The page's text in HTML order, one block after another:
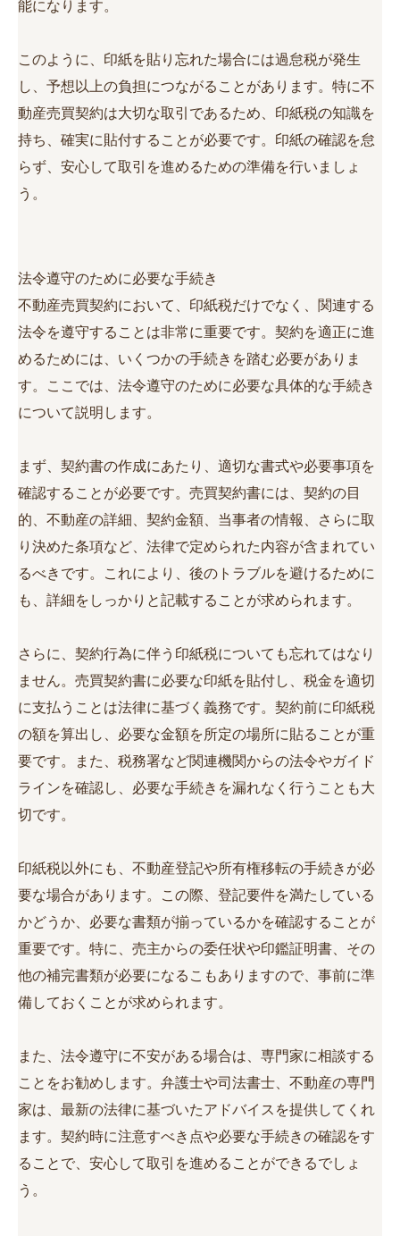
能になります。
このように、印紙を貼り忘れた場合には過怠税が発生
し、予想以上の負担につながることがあります。特に不
動産売買契約は大切な取引であるため、印紙税の知識を
持ち、確実に貼付することが必要です。印紙の確認を怠
らず、安心して取引を進めるための準備を行いましょ
う。
法令遵守のために必要な手続き
不動産売買契約において、印紙税だけでなく、関連する
法令を遵守することは非常に重要です。契約を適正に進
めるためには、いくつかの手続きを踏む必要がありま
す。ここでは、法令遵守のために必要な具体的な手続き
について説明します。
まず、契約書の作成にあたり、適切な書式や必要事項を
確認することが必要です。売買契約書には、契約の目
的、不動産の詳細、契約金額、当事者の情報、さらに取
り決めた条項など、法律で定められた内容が含まれてい
るべきです。これにより、後のトラブルを避けるために
も、詳細をしっかりと記載することが求められます。
さらに、契約行為に伴う印紙税についても忘れてはなり
ません。売買契約書に必要な印紙を貼付し、税金を適切
に支払うことは法律に基づく義務です。契約前に印紙税
の額を算出し、必要な金額を所定の場所に貼ることが重
要です。また、税務署など関連機関からの法令やガイド
ラインを確認し、必要な手続きを漏れなく行うことも大
切です。
印紙税以外にも、不動産登記や所有権移転の手続きが必
要な場合があります。この際、登記要件を満たしている
かどうか、必要な書類が揃っているかを確認することが
重要です。特に、売主からの委任状や印鑑証明書、その
他の補完書類が必要になるこもありますので、事前に準
備しておくことが求められます。
また、法令遵守に不安がある場合は、専門家に相談する
ことをお勧めします。弁護士や司法書士、不動産の専門
家は、最新の法律に基づいたアドバイスを提供してくれ
ます。契約時に注意すべき点や必要な手続きの確認をす
ることで、安心して取引を進めることができるでしょ
う。